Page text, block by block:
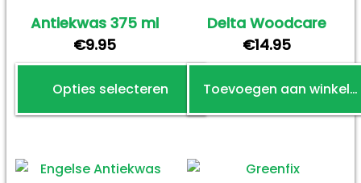
variaties.
Deze
optie
kan
gekozen
de
Antiekwas 375 ml
€9.95
Opties selecteren
heeft
Delta Woodcare
€14.95
Toevoegen aan winkelwagen